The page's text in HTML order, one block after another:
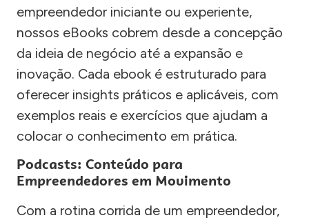
empreendedor iniciante ou experiente,
nossos eBooks cobrem desde a concepção
da ideia de negócio até a expansão e
inovação. Cada ebook é estruturado para
oferecer insights práticos e aplicáveis, com
exemplos reais e exercícios que ajudam a
colocar o conhecimento em prática.
Podcasts: Conteúdo para
Empreendedores em Movimento
Com a rotina corrida de um empreendedor,